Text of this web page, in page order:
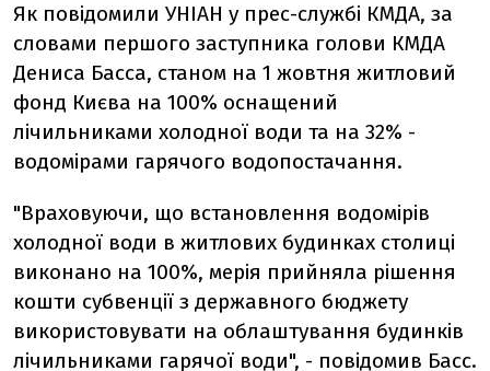
Як повідомили УНІАН у прес-службі КМДА, за
словами першого заступника голови КМДА
Дениса Басса, станом на 1 жовтня житловий
фонд Києва на 100% оснащений
лічильниками холодної води та на 32% -
водомірами гарячого водопостачання.
"Враховуючи, що встановлення водомірів
холодної води в житлових будинках столиці
виконано на 100%, мерія прийняла рішення
кошти субвенції з державного бюджету
використовувати на облаштування будинків
лічильниками гарячої води", - повідомив Басс.